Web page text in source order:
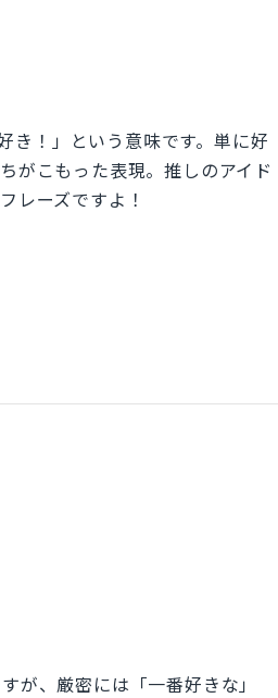
！」という意味です。単に好
がこもった表現。推しのアイド
レーズですよ！
、厳密には「一番好きな」